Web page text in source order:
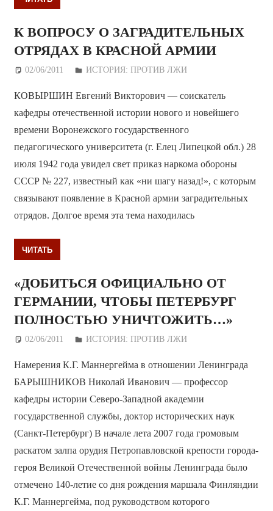
К ВОПРОСУ О ЗАГРАДИТЕЛЬНЫХ
ОТРЯДАХ В КРАСНОЙ АРМИИ
02/06/2011 Дежурный по Редакции
ИСТОРИЯ: ПРОТИВ ЛЖИ
КОВЫРШИН Евгений Викторович — соискатель
кафедры отечественной истории нового и новейшего
времени Воронежского государственного
педагогического университета (г. Елец Липецкой обл.) 28
июля 1942 года увидел свет приказ наркома обороны
СССР № 227, известный как «ни шагу назад!», с которым
связывают появление в Красной армии заградительных
отрядов. Долгое время эта тема находилась
ЧИТАТЬ
«ДОБИТЬСЯ ОФИЦИАЛЬНО ОТ
ГЕРМАНИИ, ЧТОБЫ ПЕТЕРБУРГ
ПОЛНОСТЬЮ УНИЧТОЖИТЬ…»
02/06/2011 Дежурный по Редакции
ИСТОРИЯ: ПРОТИВ ЛЖИ
Намерения К.Г. Маннергейма в отношении Ленинграда
БАРЫШНИКОВ Николай Иванович — профессор
кафедры истории Северо-Западной академии
государственной службы, доктор исторических наук
(Санкт-Петербург) В начале лета 2007 года громовым
раскатом залпа орудия Петропавловской крепости города-
героя Великой Отечественной войны Ленинграда было
отмечено 140-летие со дня рождения маршала Финляндии
К.Г. Маннергейма, под руководством которого